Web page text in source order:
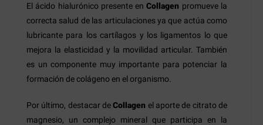
El ácido hialurónico presente enCollagen promueve la
correcta salud de las articulaciones ya que actúa como
lubricante para los cartílagos y los ligamentos lo que
mejora la elasticidad y la movilidad articular. También
es un componente muy importante para potenciar la
formación de colágeno en el organismo.
Por último, destacar deCollagen el aporte de citrato de
magnesio, un complejo mineral que participa en la